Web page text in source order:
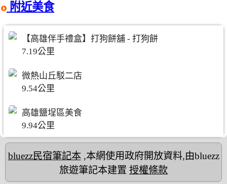
附近美食
【高雄伴手禮盒】打狗餅舖 - 打狗餅
7.19公里
微熱山丘駁二店
9.54公里
高雄鹽埕區美食
9.94公里
bluezz民宿筆記本,本網使用政府開放資料,由bluezz
旅遊筆記本建置 授權條款